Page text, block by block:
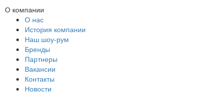
О компании
О нас
История компании
Наш шоу-рум
Бренды
Партнеры
Вакансии
Контакты
Новости